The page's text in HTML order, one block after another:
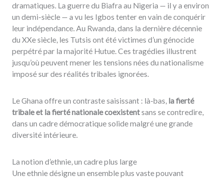
dramatiques. La guerre du Biafra au Nigeria — il y a environ
un demi-siècle — a vu les Igbos tenter en vain de conquérir
leur indépendance. Au Rwanda, dans la dernière décennie
du XXe siècle, les Tutsis ont été victimes d’un génocide
perpétré par la majorité Hutue. Ces tragédies illustrent
jusqu’où peuvent mener les tensions nées du nationalisme
imposé sur des réalités tribales ignorées.
Le Ghana offre un contraste saisissant : là-bas, la fierté
tribale et la fierté nationale coexistentsans se contredire,
dans un cadre démocratique solide malgré une grande
diversité intérieure.
La notion d’ethnie, un cadre plus large
Une ethnie désigne un ensemble plus vaste pouvant